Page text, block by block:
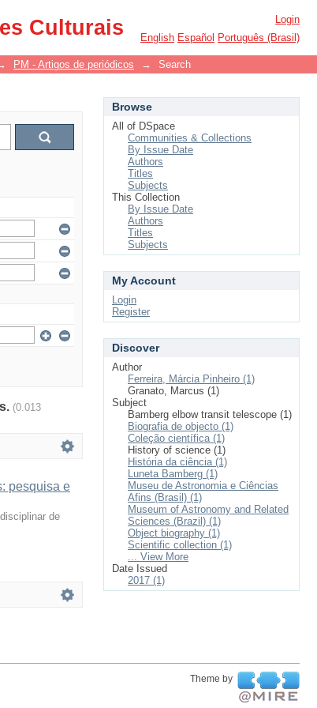
Culturais
Login
English Español Português (Brasil)
PM - Artigos de periódicos → Search
(0.013
pesquisa e
de
Browse
All of DSpace
Communities & Collections
By Issue Date
Authors
Titles
Subjects
This Collection
By Issue Date
Authors
Titles
Subjects
My Account
Login
Register
Discover
Author
Ferreira, Márcia Pinheiro (1)
Granato, Marcus (1)
Subject
Bamberg elbow transit telescope (1)
Biografia de objecto (1)
Coleção científica (1)
History of science (1)
História da ciência (1)
Luneta Bamberg (1)
Museu de Astronomia e Ciências
Afins (Brasil) (1)
Museum of Astronomy and Related
Sciences (Brazil) (1)
Object biography (1)
Scientific collection (1)
... View More
Date Issued
2017 (1)
Theme by